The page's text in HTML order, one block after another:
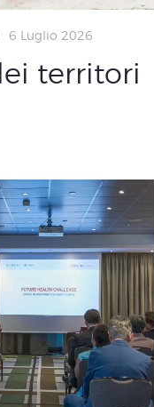
6 Luglio 2026
territori